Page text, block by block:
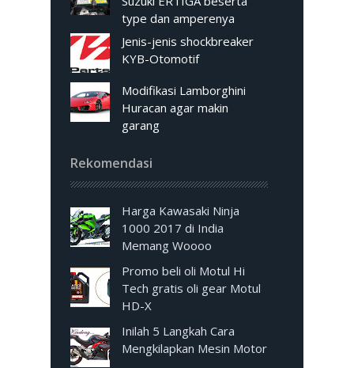
type dan amperenya
Jenis-jenis shockbreaker
KYB-Otomotif
Modifikasi Lamborghini
Huracan agar makin
garang
Rekomendasi
Harga Kawasaki Ninja
1000 2017 di India
Memang Woooo
Promo beli oli Motul Hi
Tech gratis oli gear Motul
HD-X
Inilah 5 Langkah Cara
Mengkilapkan Mesin Motor